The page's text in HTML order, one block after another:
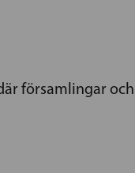
församlingar